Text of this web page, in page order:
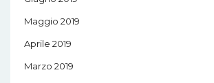
Maggio 2019
Aprile 2019
Marzo 2019